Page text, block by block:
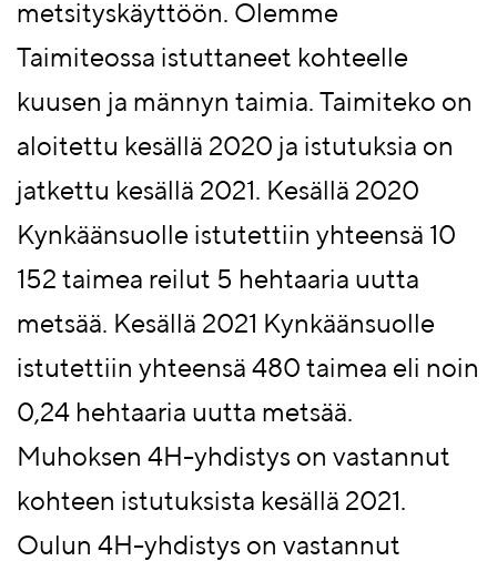
metsityskäyttöön. Olemme
Taimiteossa istuttaneet kohteelle
kuusen ja männyn taimia. Taimiteko on
aloitettu kesällä 2020 ja istutuksia on
jatkettu kesällä 2021. Kesällä 2020
Kynkäänsuolle istutettiin yhteensä 10
152 taimea reilut 5 hehtaaria uutta
metsää. Kesällä 2021 Kynkäänsuolle
istutettiin yhteensä 480 taimea eli noin
0,24 hehtaaria uutta metsää.
Muhoksen 4H-yhdistys on vastannut
kohteen istutuksista kesällä 2021.
Oulun 4H-yhdistys on vastannut